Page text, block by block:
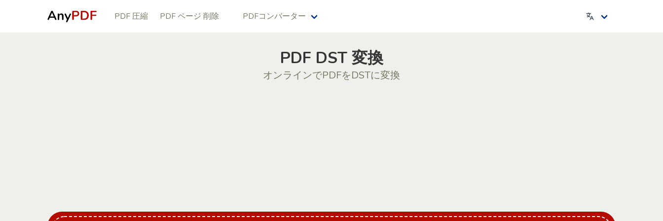
PDF 圧縮 PDF ページ 削除 PDFコンバーター
PDF DST 変換
オンラインでPDFをDSTに変換